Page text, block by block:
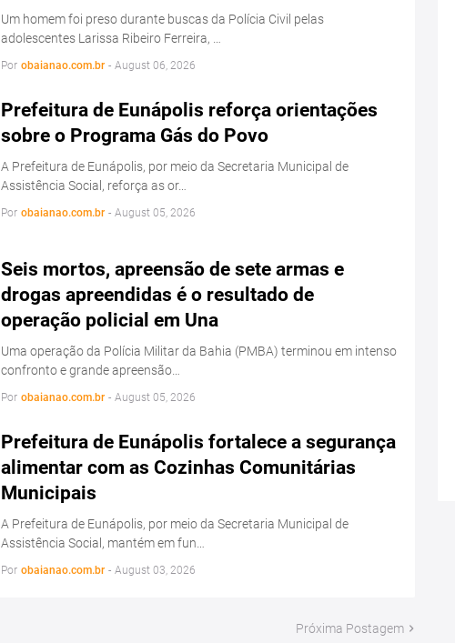
Um homem foi preso durante buscas da Polícia Civil pelas
adolescentes Larissa Ribeiro Ferreira, …
Por obaianao.com.br - August 06, 2026
Prefeitura de Eunápolis reforça orientações
sobre o Programa Gás do Povo
A Prefeitura de Eunápolis, por meio da Secretaria Municipal de
Assistência Social, reforça as or…
Por obaianao.com.br - August 05, 2026
Seis mortos, apreensão de sete armas e
drogas apreendidas é o resultado de
operação policial em Una
Uma operação da Polícia Militar da Bahia (PMBA) terminou em intenso
confronto e grande apreensão…
Por obaianao.com.br - August 05, 2026
Prefeitura de Eunápolis fortalece a segurança
alimentar com as Cozinhas Comunitárias
Municipais
A Prefeitura de Eunápolis, por meio da Secretaria Municipal de
Assistência Social, mantém em fun…
Por obaianao.com.br - August 03, 2026
Próxima Postagem